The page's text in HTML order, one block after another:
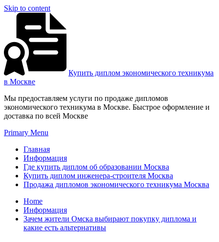
Skip to content
Купить диплом экономического техникума
в Москве
Мы предоставляем услуги по продаже дипломов
экономического техникума в Москве. Быстрое оформление и
доставка по всей Москве
Primary Menu
Главная
Информация
Где купить диплом об образовании Москва
Купить диплом инженера-строителя Москва
Продажа дипломов экономического техникума Москва
Home
Информация
Зачем жители Омска выбирают покупку диплома и
какие есть альтернативы